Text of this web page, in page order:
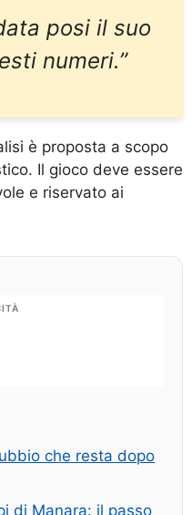
posi il suo
numeri.”
è proposta a scopo
Il gioco deve essere
e riservato ai
che resta dopo
di Manara: il passo